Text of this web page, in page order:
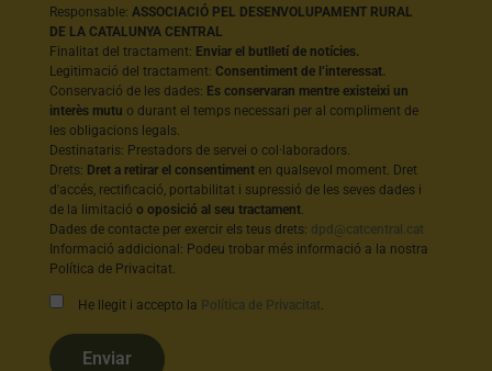
Responsable: ASSOCIACIÓ PEL DESENVOLUPAMENT RURAL
DE LA CATALUNYA CENTRAL
Finalitat del tractament: Enviar el butlletí de notícies.
Legitimació del tractament:Consentiment de l’interessat.
Conservació de les dades: Es conservaran mentre existeixi un
interès mutu o durant el temps necessari per al compliment de
les obligacions legals.
Destinataris: Prestadors de servei o col·laboradors.
Drets: Dret a retirar el consentiment en qualsevol moment. Dret
d'accés, rectificació, portabilitat i supressió de les seves dades i
de la limitacióo oposició al seu tractament
Dades de contacte per exercir els teus drets: dpd@catcentral.cat
Informació addicional: Podeu trobar més informació a la nostra
Política de Privacitat.
He llegit i accepto la Política de Privacitat
Enviar